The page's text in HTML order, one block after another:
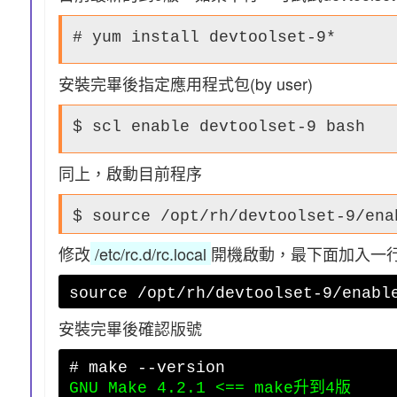
# yum install devtoolset-9*
安裝完畢後指定應用程式包(by user)
$ scl enable devtoolset-9 bash
同上，啟動目前程序
$ source /opt/rh/devtoolset-9/
修改/etc/rc.d/rc.local 開機啟動，最下面加入一
source /opt/rh/devtoolset-9/
安裝完畢後確認版號
# make --version
GNU Make 4.2.1 <== make升到4版